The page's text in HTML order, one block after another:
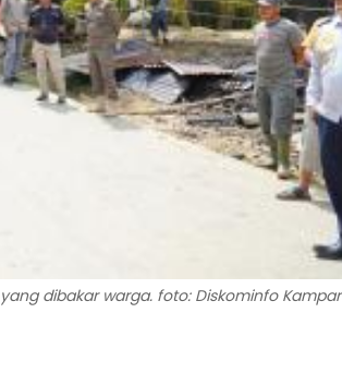
dibakar warga. foto: Diskominfo Kampar